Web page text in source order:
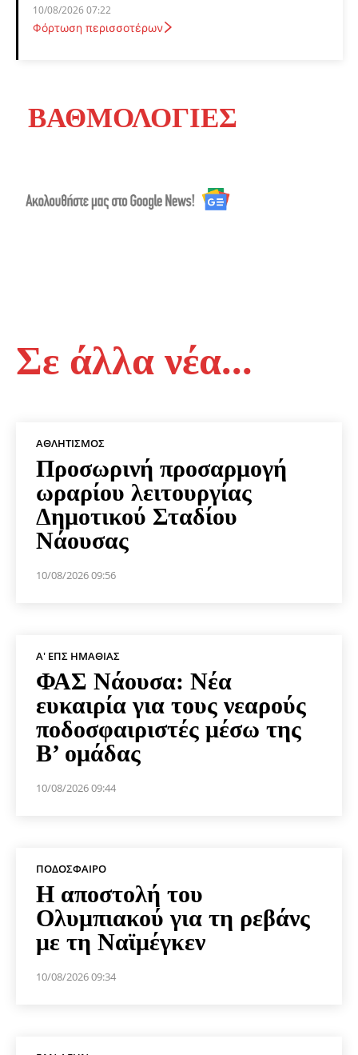
10/08/2026 07:22
Φόρτωση περισσοτέρων
ΒΑΘΜΟΛΟΓΙΕΣ
Σε άλλα νέα...
ΑΘΛΗΤΙΣΜΌΣ
Προσωρινή προσαρμογή
ωραρίου λειτουργίας
Δημοτικού Σταδίου
Νάουσας
10/08/2026 09:56
Α' ΕΠΣ ΗΜΑΘΊΑΣ
ΦΑΣ Νάουσα: Νέα
ευκαιρία για τους νεαρούς
ποδοσφαιριστές μέσω της
Β’ ομάδας
10/08/2026 09:44
ΠΟΔΌΣΦΑΙΡΟ
Η αποστολή του
Ολυμπιακού για τη ρεβάνς
με τη Ναϊμέγκεν
10/08/2026 09:34